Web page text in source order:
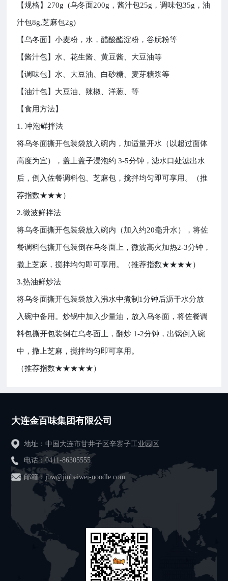
【规格】270g (乌冬面200g，酱汁包25g，调味包35g，油
汁包8g,芝麻包2g)
【乌冬面】小麦粉，水，醋酸酯淀粉，谷朊粉等
【酱汁包】水、花生酱、黄豆酱、大豆油等
【调味包】水、大豆油、白砂糖、麦芽糖浆等
【油汁包】大豆油、辣椒、洋葱、等
【食用方法】
1. 冲泡鲜拌法
将乌冬面撕开包装袋放入碗内，加适量开水（以超过面体
高度为宜），盖上盖子浸泡约 3-5分钟，滤水口处滤出水
后，倒入佐餐调料包、芝麻包，搅拌均匀即可享用。（推
荐指数★★★）
2.微波鲜拌法
将乌冬面撕开包装袋放入碗内（加入约20毫升水），将佐
餐调料包撕开包装倒在乌冬面上，微波高火加热2-3分钟，
撒上芝麻，搅拌均匀即可享用。（推荐指数★★★★）
3.热油鲜炒法
将乌冬面撕开包装袋放入沸水中煮制1分钟后沥干水分放
入碗中备用。炒锅中加入少量油，放入乌冬面，将佐餐调
料包撕开包装倒在乌冬面上，翻炒 1-2分钟，出锅倒入碗
中，撒上芝麻，搅拌均匀即可享用。
（推荐指数★★★★★）
大连金百味集团有限公司
地址：中国大连市甘井子区辛寨子工业园区
电话：0411-86305555
邮箱：jbw@jinbaiwei-noodle.com